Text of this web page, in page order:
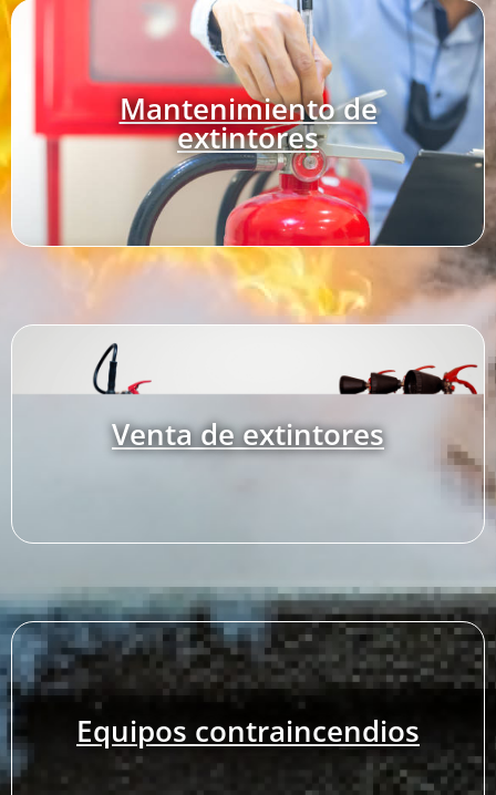
Mantenimiento de
extintores
Venta de extintores
Equipos contraincendios